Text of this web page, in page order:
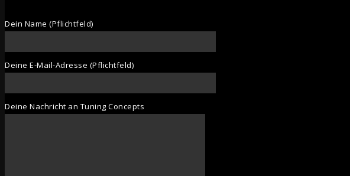
Dein Name (Pflichtfeld)
Deine E-Mail-Adresse (Pflichtfeld)
Deine Nachricht an Tuning Concepts